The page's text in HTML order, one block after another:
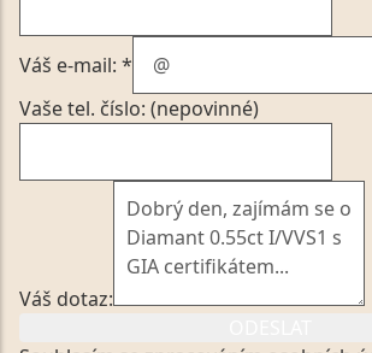
Váš e-mail: *
Vaše tel. číslo: (nepovinné)
Váš dotaz: